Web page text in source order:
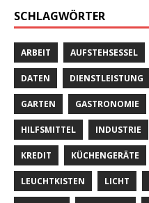
SCHLAGWÖRTER
ARBEIT AUFSTEHSESSEL
DATEN DIENSTLEISTUNG
GARTEN GASTRONOMIE
HILFSMITTEL INDUSTRIE
KREDIT KÜCHENGERÄTE
LEUCHTKISTEN LICHT